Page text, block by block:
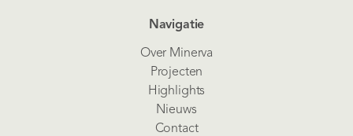
Navigatie
Over Minerva
Projecten
Highlights
Nieuws
Contact